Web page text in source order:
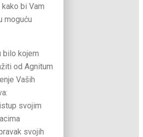
bi Vam
moguću
bilo kojem
od Agnitum
Vaših
svojim
svojih